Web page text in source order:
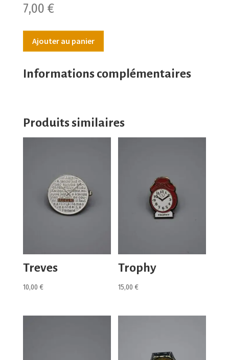
7,00 €
Ajouter au panier
Informations complémentaires
Produits similaires
Treves
10,00 €
Trophy
15,00€